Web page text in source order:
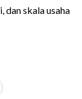
dan skala usaha